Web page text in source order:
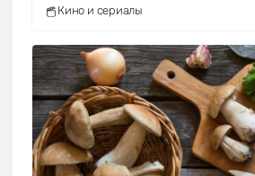
Кино и сериалы